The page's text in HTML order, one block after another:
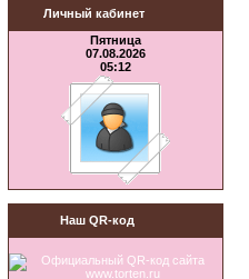
Личный кабинет
Пятница
07.08.2026
05:12
Наш QR-код